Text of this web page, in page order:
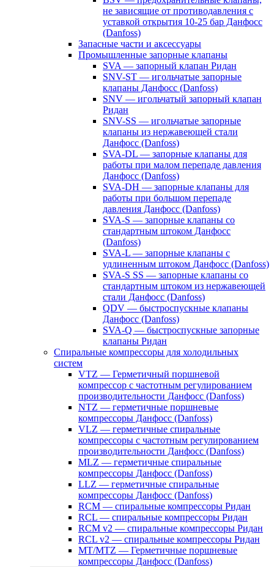
не зависящие от противодавления с
уставкой открытия 10-25 бар Данфосс
(Danfoss)
Запасные части и аксессуары
Промышленные запорные клапаны
SVA — запорный клапан Ридан
SNV-ST — игольчатые запорные
клапаны Данфосс (Danfoss)
SNV — игольчатый запорный клапан
Ридан
SNV-SS — игольчатые запорные
клапаны из нержавеющей стали
Данфосс (Danfoss)
SVA-DL — запорные клапаны для
работы при малом перепаде давления
Данфосс (Danfoss)
SVA-DH — запорные клапаны для
работы при большом перепаде
давления Данфосс (Danfoss)
SVA-S — запорные клапаны со
стандартным штоком Данфосс
(Danfoss)
SVA-L — запорные клапаны с
удлиненным штоком Данфосс (Danfoss)
SVA-S SS — запорные клапаны со
стандартным штоком из нержавеющей
стали Данфосс (Danfoss)
QDV — быстроспускные клапаны
Данфосс (Danfoss)
SVA-Q — быстроспускные запорные
клапаны Ридан
Спиральные компрессоры для холодильных
систем
VTZ — Герметичный поршневой
компрессор с частотным регулированием
производительности Данфосс (Danfoss)
NTZ — герметичные поршневые
компрессоры Данфосс (Danfoss)
VLZ — герметичные спиральные
компрессоры с частотным регулированием
производительности Данфосс (Danfoss)
MLZ — герметичные спиральные
компрессоры Данфосс (Danfoss)
LLZ — герметичные спиральные
компрессоры Данфосс (Danfoss)
RCM — спиральные компрессоры Ридан
RCL — спиральные компрессоры Ридан
RCM v2 — спиральные компрессоры Ридан
RCL v2 — спиральные компрессоры Ридан
MT/MTZ — Герметичные поршневые
компрессоры Данфосс (Danfoss)